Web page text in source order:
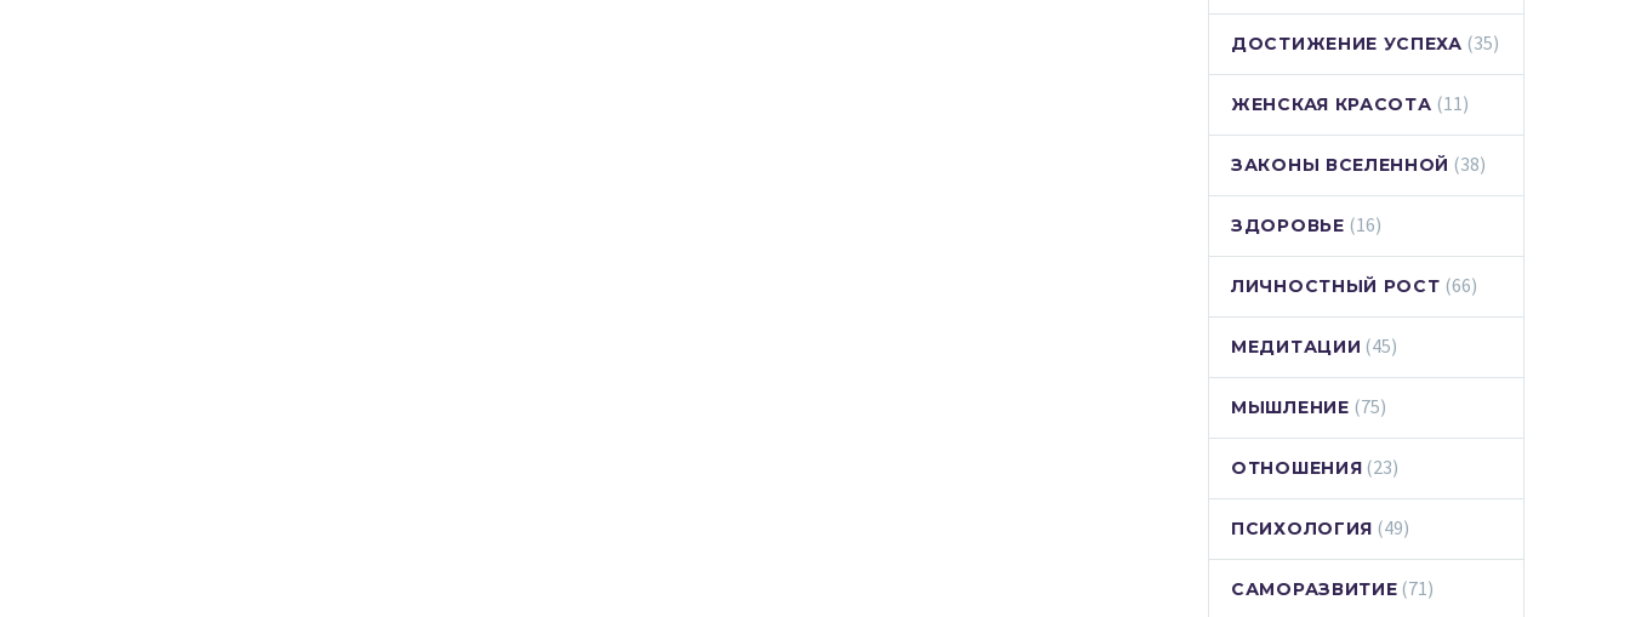
ДОСТИЖЕНИЕ УСПЕХА (35)
ЖЕНСКАЯ КРАСОТА (11)
ЗАКОНЫ ВСЕЛЕННОЙ (38)
ЗДОРОВЬЕ (16)
ЛИЧНОСТНЫЙ РОСТ (66)
МЕДИТАЦИИ (45)
МЫШЛЕНИЕ (75)
ОТНОШЕНИЯ (23)
ПСИХОЛОГИЯ (49)
САМОРАЗВИТИЕ (71)